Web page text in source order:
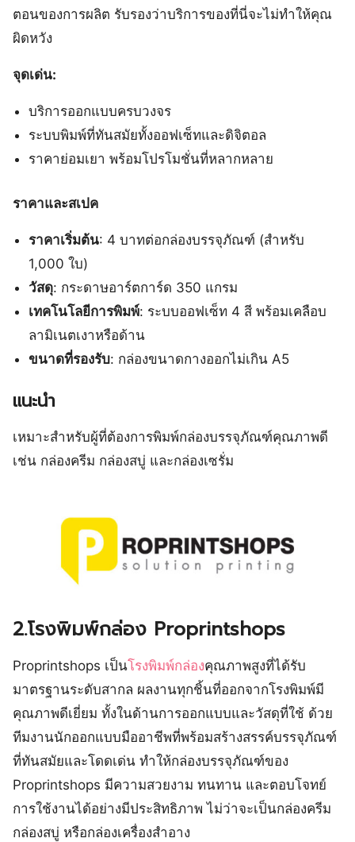
ตอนของการผลิต รับรองว่าบริการของที่นี่จะไม่ทำให้คุณ
ผิดหวัง
จุดเด่น:
บริการออกแบบครบวงจร
ระบบพิมพ์ที่ทันสมัยทั้งออฟเซ็ทและดิจิตอล
ราคาย่อมเยา พร้อมโปรโมชั่นที่หลากหลาย
ราคาและสเปค
ราคาเริ่มต้น: 4 บาทต่อกล่องบรรจุภัณฑ์ (สำหรับ
1,000 ใบ)
วัสดุ: กระดาษอาร์ตการ์ด 350 แกรม
เทคโนโลยีการพิมพ์: ระบบออฟเซ็ท 4 สี พร้อมเคลือบ
ลามิเนตเงาหรือด้าน
ขนาดที่รองรับ: กล่องขนาดกางออกไม่เกิน A5
แนะนำ
เหมาะสำหรับผู้ที่ต้องการพิมพ์กล่องบรรจุภัณฑ์คุณภาพดี
เช่น กล่องครีม กล่องสบู่ และกล่องเซรั่ม
2.โรงพิมพ์กล่อง Proprintshops
Proprintshops เป็นโรงพิมพ์กล่องคุณภาพสูงที่ได้รับ
มาตรฐานระดับสากล ผลงานทุกชิ้นที่ออกจากโรงพิมพ์มี
คุณภาพดีเยี่ยม ทั้งในด้านการออกแบบและวัสดุที่ใช้ ด้วย
ทีมงานนักออกแบบมืออาชีพที่พร้อมสร้างสรรค์บรรจุภัณฑ์
ที่ทันสมัยและโดดเด่น ทำให้กล่องบรรจุภัณฑ์ของ
Proprintshops มีความสวยงาม ทนทาน และตอบโจทย์
การใช้งานได้อย่างมีประสิทธิภาพ ไม่ว่าจะเป็นกล่องครีม
กล่องสบู่ หรือกล่องเครื่องสำอาง